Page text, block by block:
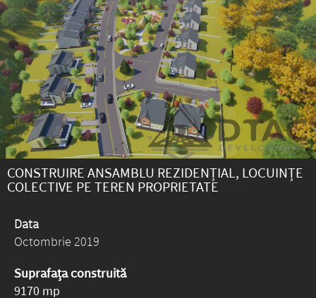
CONSTRUIRE ANSAMBLU REZIDENȚIAL, LOCUINȚE
COLECTIVE PE TEREN PROPRIETATE
Data
Octombrie 2019
Suprafața construită
9170 mp